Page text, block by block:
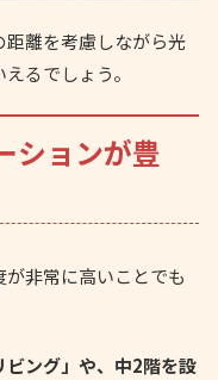
離を考慮しながら光
るでしょう。
ションが豊
非常に高いことでも
ング」や、中2階を設